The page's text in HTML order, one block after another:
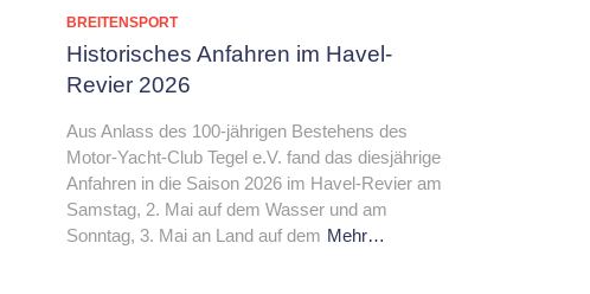
BREITENSPORT
Historisches Anfahren im Havel-
Revier 2026
Aus Anlass des 100-jährigen Bestehens des
Motor-Yacht-Club Tegel e.V. fand das diesjährige
Anfahren in die Saison 2026 im Havel-Revier am
Samstag, 2. Mai auf dem Wasser und am
Sonntag, 3. Mai an Land auf dem Mehr…